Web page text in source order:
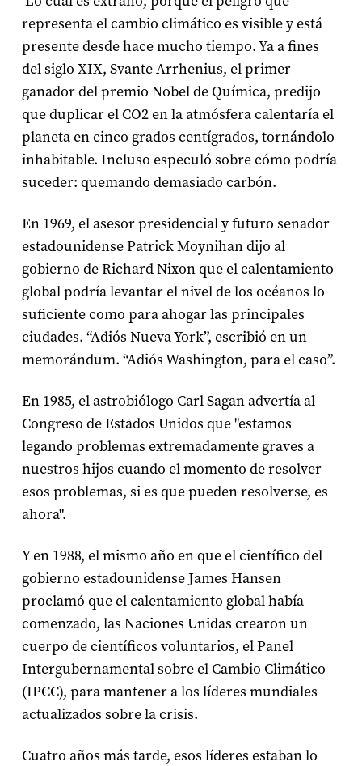
representa el cambio climático es visible y está
presente desde hace mucho tiempo. Ya a fines
del siglo XIX, Svante Arrhenius, el primer
ganador del premio Nobel de Química, predijo
que duplicar el CO2 en la atmósfera calentaría el
planeta en cinco grados centígrados, tornándolo
inhabitable. Incluso especuló sobre cómo podría
suceder: quemando demasiado carbón.
En 1969, el asesor presidencial y futuro senador
estadounidense Patrick Moynihan dijo al
gobierno de Richard Nixon que el calentamiento
global podría levantar el nivel de los océanos lo
suficiente como para ahogar las principales
ciudades. “Adiós Nueva York”, escribió en un
memorándum. “Adiós Washington, para el caso”.
En 1985, el astrobiólogo Carl Sagan advertía al
Congreso de Estados Unidos que "estamos
legando problemas extremadamente graves a
nuestros hijos cuando el momento de resolver
esos problemas, si es que pueden resolverse, es
ahora".
Y en 1988, el mismo año en que el científico del
gobierno estadounidense James Hansen
proclamó que el calentamiento global había
comenzado, las Naciones Unidas crearon un
cuerpo de científicos voluntarios, el Panel
Intergubernamental sobre el Cambio Climático
(IPCC), para mantener a los líderes mundiales
actualizados sobre la crisis.
Cuatro años más tarde, esos líderes estaban lo